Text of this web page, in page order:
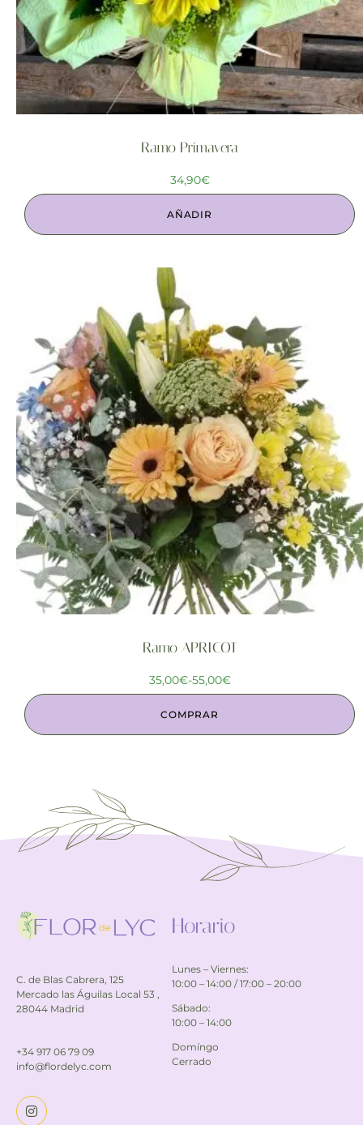
Ramo Primavera
34,90€
AÑADIR
Ramo APRICOT
35,00€-55,00€
COMPRAR
C. de Blas Cabrera, 125
Mercado las Águilas Local 53 ,
28044 Madrid
+34 917 06 79 09
info@flordelyc.com
Horario
Lunes – Viernes:
10:00 – 14:00 / 17:00 – 20:00
Sábado:
10:00 – 14:00
Domíngo
Cerrado